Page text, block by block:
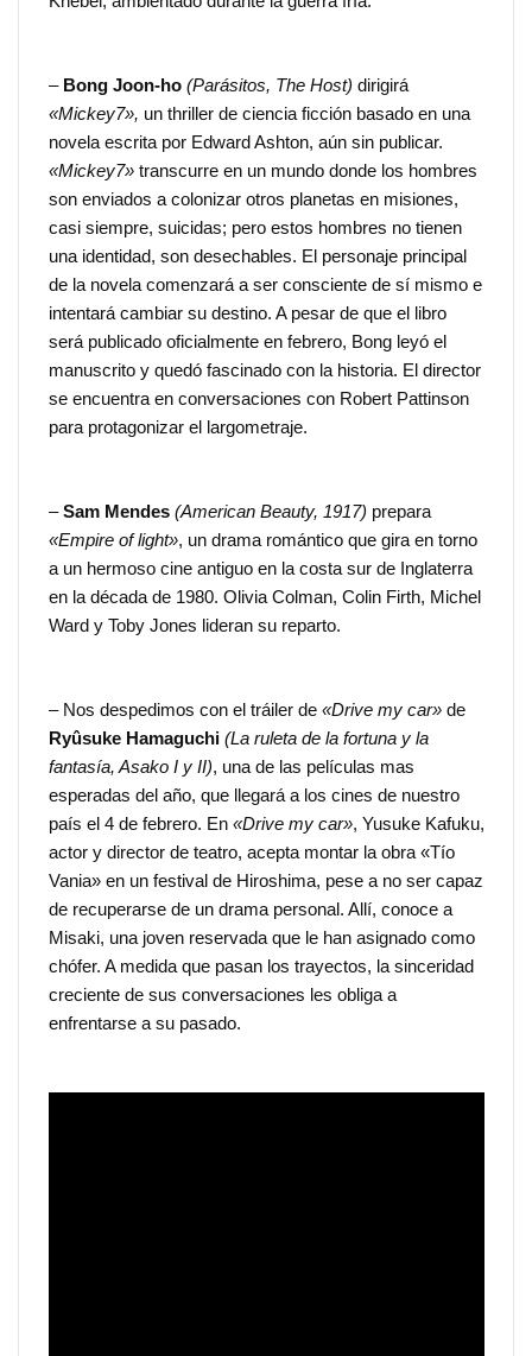
– Bong Joon-ho (Parásitos, The Host) dirigirá
«Mickey7», un thriller de ciencia ficción basado en una
novela escrita por Edward Ashton, aún sin publicar.
«Mickey7»transcurre en un mundo donde los hombres
son enviados a colonizar otros planetas en misiones,
casi siempre, suicidas; pero estos hombres no tienen
una identidad, son desechables. El personaje principal
de la novela comenzará a ser consciente de sí mismo e
intentará cambiar su destino. A pesar de que el libro
será publicado oficialmente en febrero, Bong leyó el
manuscrito y quedó fascinado con la historia. El director
se encuentra en conversaciones con Robert Pattinson
para protagonizar el largometraje.
–Sam Mendes (American Beauty, 1917) prepara
«Empire of light», un drama romántico que gira en torno
a un hermoso cine antiguo en la costa sur de Inglaterra
en la década de 1980. Olivia Colman, Colin Firth, Michel
Ward y Toby Jones lideran su reparto.
– Nos despedimos con el tráiler de «Drive my car»de
Ryûsuke Hamaguchi (La ruleta de la fortuna y la
fantasía, Asako I y II), una de las películas mas
esperadas del año, que llegará a los cines de nuestro
país el 4 de febrero. En «Drive my car», Yusuke Kafuku,
actor y director de teatro, acepta montar la obra «Tío
Vania» en un festival de Hiroshima, pese a no ser capaz
de recuperarse de un drama personal. Allí, conoce a
Misaki, una joven reservada que le han asignado como
chófer. A medida que pasan los trayectos, la sinceridad
creciente de sus conversaciones les obliga a
enfrentarse a su pasado.